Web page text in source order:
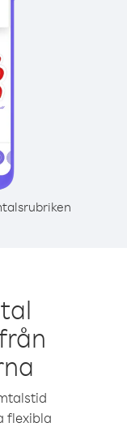
flexibla